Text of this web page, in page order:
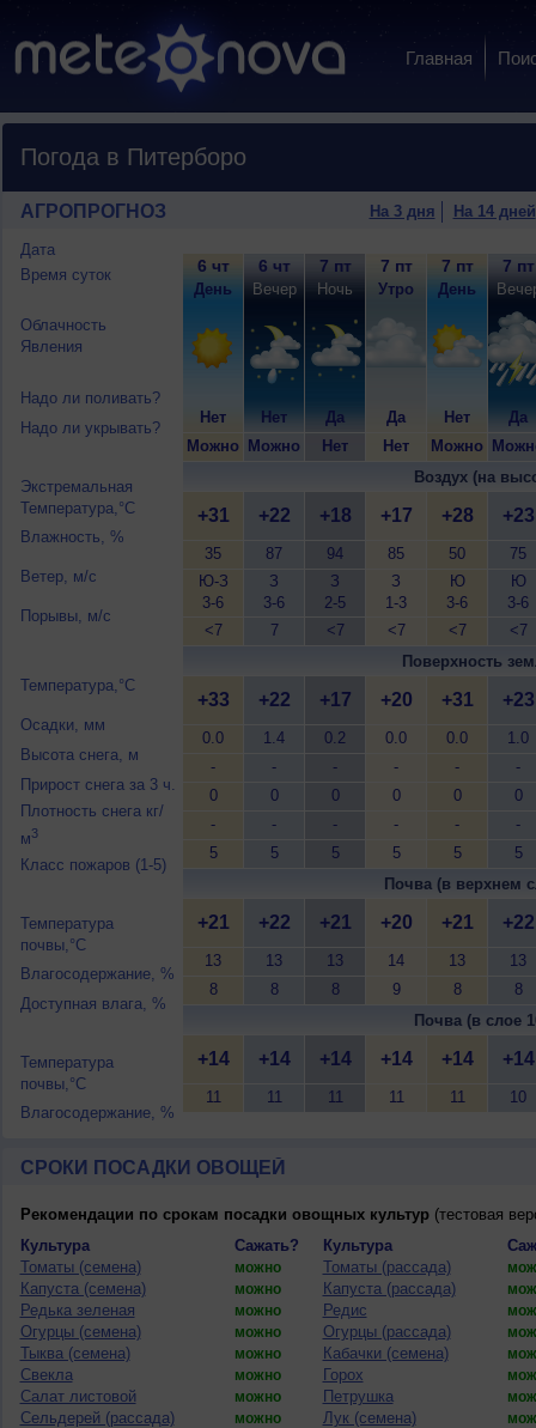
Главная
Погода в Питерборо
АГРОПРОГНОЗ На 3 дня На 14 дней
Дата
Время суток
Облачность
Явления
Надо ли поливать?
Надо ли укрывать?
Экстремальная
Температура,°C
Влажность, %
Ветер, м/с
Порывы, м/с
Температура,°C
Осадки, мм
Высота снега, м
Прирост снега за 3 ч.
Плотность снега кг/
м3
Класс пожаров (1-5)
Температура
почвы,°C
Влагосодержание, %
Доступная влага, %
Температура
почвы,°C
Влагосодержание, %
6 чт
День
Нет
Можно
6 чт
Вечер
Нет
Можно
7 пт
Ночь
Да
Нет
7 пт
Утро
Да
Нет
7 пт
День
Нет
Можно
7 пт
Да
Воздух (на
+31
35
Ю-З
3-6
<7
+22
87
З
3-6
7
+18
94
З
2-5
<7
+17
85
З
1-3
<7
+28
50
Ю
3-6
<7
+23
75
Ю
3-6
<7
Поверхность
+33
0.0
-
0
-
5
+22
1.4
-
0
-
5
+17
0.2
-
0
-
5
+20
0.0
-
0
-
5
+31
0.0
-
0
-
5
+23
1.0
-
0
-
5
Почва (в верхнем
+21
13
8
+22
13
8
+21
13
8
+20
14
9
+21
13
8
+22
13
8
Почва (в слое
+14
11
+14
11
+14
11
+14
11
+14
11
+14
10
СРОКИ ПОСАДКИ ОВОЩЕЙ
Рекомендации по срокам посадки овощных культур(тестовая
Культура
Сажать? Культура
Томаты (семена)
можно Томаты (рассада)
Капуста (семена) можно Капуста (рассада)
Редька зеленая можно Редис
Огурцы (семена) можно Огурцы (рассада)
Тыква (семена) можно Кабачки (семена)
Свекла можно Горох
Салат листовой можно Петрушка
Сельдерей (рассада) можно Лук (семена)